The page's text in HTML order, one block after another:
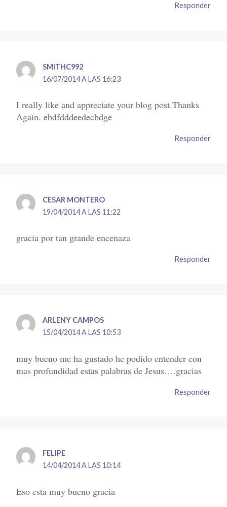
Responder
SMITHC992
16/07/2014 A LAS 16:23
I really like and appreciate your blog post.Thanks
Again. ebdfdddeedecbdge
Responder
CESAR MONTERO
19/04/2014 A LAS 11:22
gracia por tan grande encenaza
Responder
ARLENY CAMPOS
15/04/2014 A LAS 10:53
muy bueno me ha gustado he podido entender con
mas profundidad estas palabras de Jesus….gracias
Responder
FELIPE
14/04/2014 A LAS 10:14
Eso esta muy bueno gracia